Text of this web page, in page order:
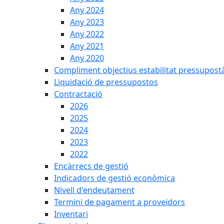
Any 2024
Any 2023
Any 2022
Any 2021
Any 2020
Compliment objectius estabilitat
Liquidació de pressupostos
Contractació
2026
2025
2024
2023
2022
Encàrrecs de gestió
Indicadors de gestió econòmica
Nivell d'endeutament
Termini de pagament a proveïdors
Inventari